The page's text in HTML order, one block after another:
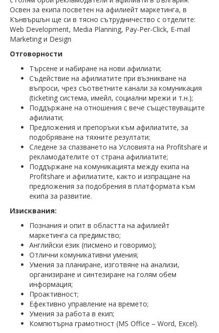
Освен за екипа посветен на афилиейт маркетинга, в
Кънвършън ще си в тясно сътрудничество с отделите:
Web Development, Media Planning, Pay-Per-Click, E-mail
Marketing и Design
Отговорности
Търсене и набиране на нови афилиати;
Съдействие на афилиатите при възникване на
въпроси, чрез съответните канали за комуникация
(ticketing система, имейл, социални мрежи и т.н.);
Поддържане на отношения с вече съществуващите
афилиати;
Предложения и препоръки към афилиатите, за
подобряване на тяхните резултати;
Следене за спазването на Условията на Profitshare и
рекламодателите от страна афилиатите;
Поддържане на комуникацията между екипа на
Profitshare и афилиатите, както и изпращане на
предложения за подобрения в платформата към
екипа за развитие.
Изисквания:
Познания и опит в областта на афилиейт
маркетинга са предимство;
Английски език (писмено и говоримо);
Отлични комуникативни умения;
Умения за планиране, изготвяне на анализи,
организиране и синтезиране на голям обем
информация;
Проактивност;
Ефективно управление на времето;
Умения за работа в екип;
Компютърна грамотност (MS Office – Word, Excel).